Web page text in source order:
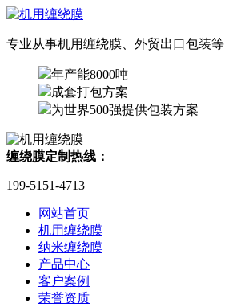
专业从事机用缠绕膜、外贸出口包装等
年产能8000吨
成套打包方案
为世界500强提供包装方案
缠绕膜定制热线：
199-5151-4713
网站首页
机用缠绕膜
纳米缠绕膜
产品中心
客户案例
荣誉资质